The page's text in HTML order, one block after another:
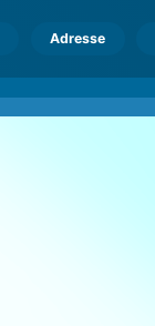
Adresse